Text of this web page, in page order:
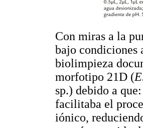
Con miras a la
bajo condiciones
biolimpieza
morfotipo 21D (
sp.) debido a
facilitaba el
iónico,